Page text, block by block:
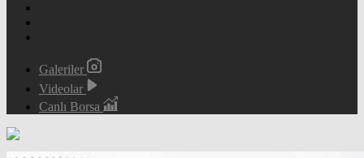
Galeriler
Videolar
Canlı Borsa